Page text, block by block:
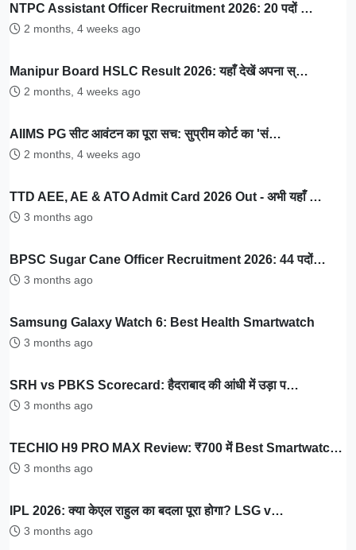
NTPC Assistant Officer Recruitment 2026: 20 पदों …
2 months, 4 weeks ago
Manipur Board HSLC Result 2026: यहाँ देखें अपना स्…
2 months, 4 weeks ago
AIIMS PG सीट आवंटन का पूरा सच: सुप्रीम कोर्ट का 'सं…
2 months, 4 weeks ago
TTD AEE, AE & ATO Admit Card 2026 Out - अभी यहाँ …
3 months ago
BPSC Sugar Cane Officer Recruitment 2026: 44 पदों…
3 months ago
Samsung Galaxy Watch 6: Best Health Smartwatch
3 months ago
SRH vs PBKS Scorecard: हैदराबाद की आंधी में उड़ा प…
3 months ago
TECHIO H9 PRO MAX Review: ₹700 में Best Smartwatc…
3 months ago
IPL 2026: क्या केएल राहुल का बदला पूरा होगा? LSG v…
3 months ago